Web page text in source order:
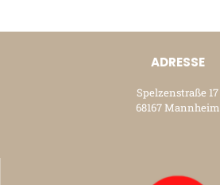
ADRESSE
Spelzenstraße 17
68167 Mannheim